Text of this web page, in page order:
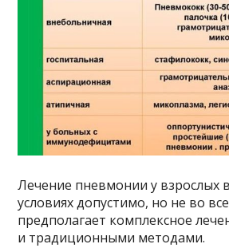
Лечение пневмонии у взрослых
условиях допустимо, но не во
предполагает комплексное
и традиционными методами.